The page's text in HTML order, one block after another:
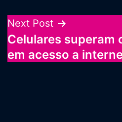
Post
Next Post
Celulares superam
em acesso a